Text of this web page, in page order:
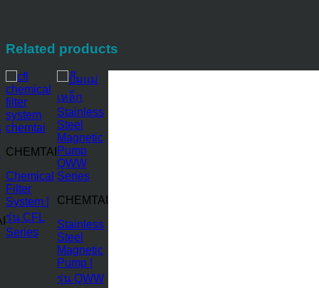
Related products
CHEMTAI
Chemical
Filter
System |
รุ่น CFL
Series
CHEMTAI
Stainless
Steel
Magnetic
Pump |
รุ่น QWW